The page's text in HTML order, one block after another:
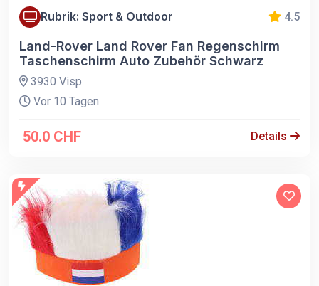
Rubrik: Sport & Outdoor 4.5
Land-Rover Land Rover Fan Regenschirm
Taschenschirm Auto Zubehör Schwarz
3930 Visp
Vor 10 Tagen
50.0 CHF Details